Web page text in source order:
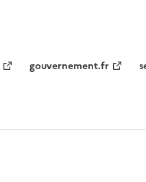
gouvernement.fr